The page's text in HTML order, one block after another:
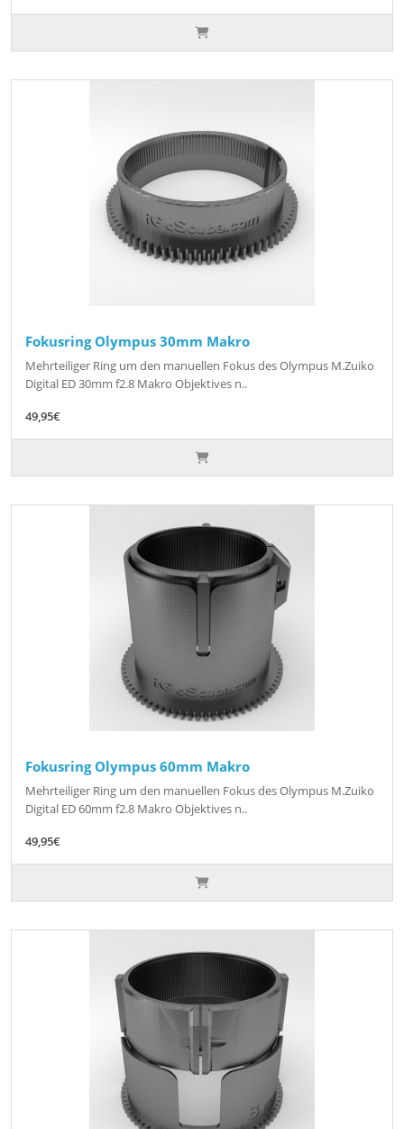
Fokusring Olympus 30mm Makro
Mehrteiliger Ring um den manuellen Fokus des Olympus M.Zuiko
Digital ED 30mm f2.8 Makro Objektives n..
49,95€
Fokusring Olympus 60mm Makro
Mehrteiliger Ring um den manuellen Fokus des Olympus M.Zuiko
Digital ED 60mm f2.8 Makro Objektives n..
49,95€